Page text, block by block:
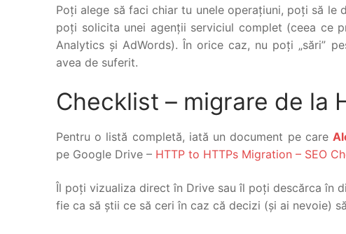
Poți alege să faci chiar tu unele operațiuni, poți să le
poți solicita unei agenții serviciul complet (ceea ce
Analytics și AdWords). În orice caz, nu poți „sări”
avea de suferit.
Checklist – migrare de la
Pentru o listă completă, iată un document pe care
pe Google Drive – HTTP to HTTPs Migration – SEO
Îl poți vizualiza direct în Drive sau îl poți descărca în
fie ca să știi ce să ceri în caz că decizi (și ai nevoie)